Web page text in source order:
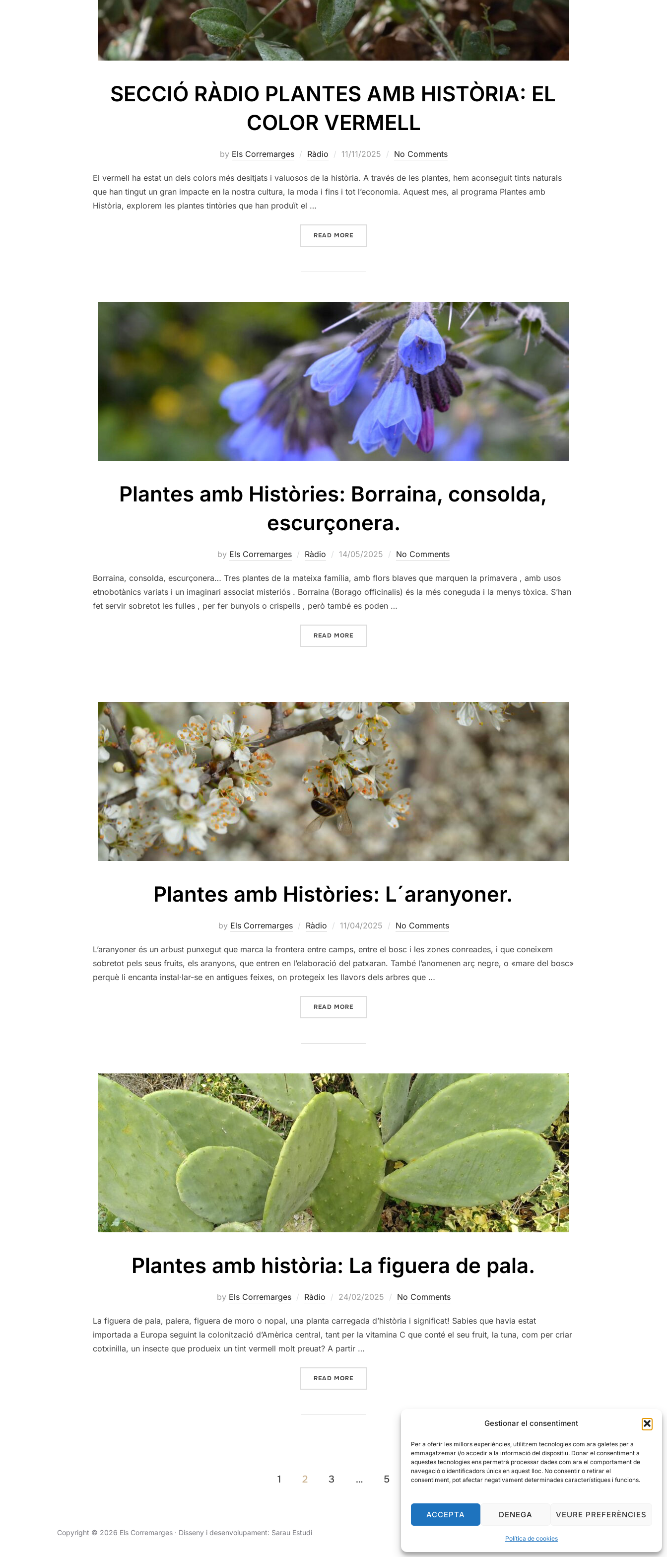
Gestionar el consentiment
Per a oferir les millors experiències, utilitzem tecnologies com ara galetes per a
emmagatzemar i/o accedir a la informació del dispositiu. Donar el consentiment a
aquestes tecnologies ens permetrà processar dades com ara el comportament de
navegació o identificadors únics en aquest lloc. No consentir o retirar el
consentiment, pot afectar negativament determinades característiques i funcions.
ACCEPTA DENEGA VEURE PREFERÈNCIES
Política de cookies
SECCIÓ RÀDIO PLANTES AMB HISTÒRIA: EL
COLOR VERMELL
by Els Corremarges Ràdio
Posted
11/11/2025 No Comments
El vermell ha estat un dels colors més desitjats i valuosos de la història. A través de les plantes, hem aconseguit tints naturals
que han tingut un gran impacte en la nostra cultura, la moda i fins i tot l’economia. Aquest mes, al programa Plantes amb
Història, explorem les plantes tintòries que han produït el …
READ MORE
Plantes amb Històries: Borraina, consolda,
escurçonera.
by Els Corremarges Ràdio
Posted
14/05/2025 No Comments
Borraina, consolda, escurçonera… Tres plantes de la mateixa família, amb flors blaves que marquen la primavera , amb usos
etnobotànics variats i un imaginari associat misteriós . Borraina (Borago officinalis) és la més coneguda i la menys tòxica. S’han
fet servir sobretot les fulles , per fer bunyols o crispells , però també es poden …
READ MORE
Plantes amb Històries: L´aranyoner.
by Els Corremarges Ràdio
Posted
11/04/2025 No Comments
L’aranyoner és un arbust punxegut que marca la frontera entre camps, entre el bosc i les zones conreades, i que coneixem
sobretot pels seus fruits, els aranyons, que entren en l’elaboració del patxaran. També l’anomenen arç negre, o «mare del bosc»
perquè li encanta instal·lar-se en antigues feixes, on protegeix les llavors dels arbres que …
READ MORE
Plantes amb història: La figuera de pala.
by Els Corremarges Ràdio
Posted
24/02/2025 No Comments
La figuera de pala, palera, figuera de moro o nopal, una planta carregada d’història i significat! Sabies que havia estat
importada a Europa seguint la colonització d’Amèrica central, tant per la vitamina C que conté el seu fruit, la tuna, com per criar
cotxinilla, un insecte que produeix un tint vermell molt preuat? A partir …
READ MORE
1 2 3 … 5
Copyright © 2026 Els Corremarges · Disseny i desenvolupament: Sarau Estudi